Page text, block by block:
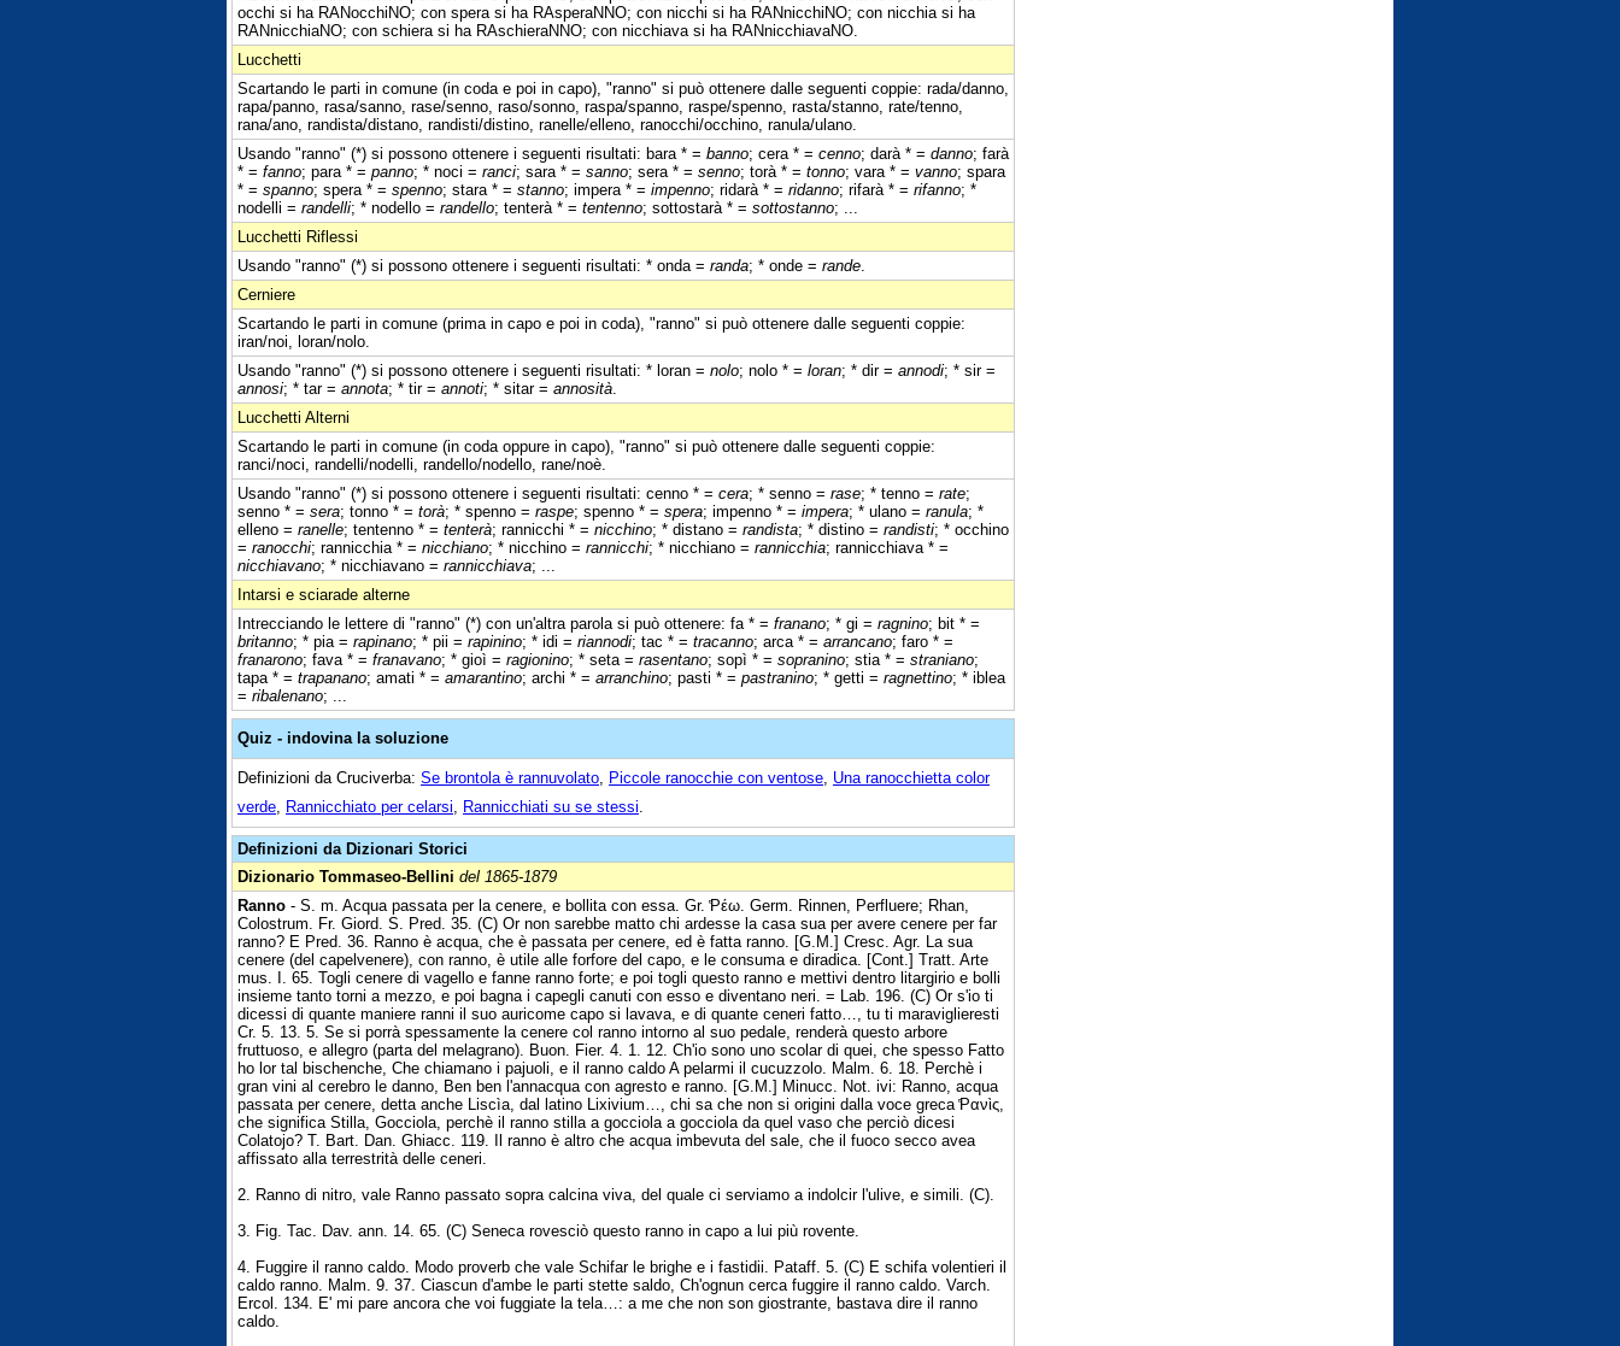
occhi si ha RANocchiNO; con spera si ha RAsperaNNO; con nicchi si ha RANnicchiNO; con nicchia si ha
RANnicchiaNO; con schiera si ha RAschieraNNO; con nicchiava si ha RANnicchiavaNO.
Lucchetti
Scartando le parti in comune (in coda e poi in capo), "ranno" si può ottenere dalle seguenti coppie: rada/danno,
rapa/panno, rasa/sanno, rase/senno, raso/sonno, raspa/spanno, raspe/spenno, rasta/stanno, rate/tenno,
rana/ano, randista/distano, randisti/distino, ranelle/elleno, ranocchi/occhino, ranula/ulano.
Usando "ranno" (*) si possono ottenere i seguenti risultati: bara * = banno; cera * = cenno; darà * = danno; farà
* = fanno; para * = panno; * noci = ranci; sara * = sanno; sera * = senno; torà * = tonno; vara * = vanno; spara
* = spanno; spera * = spenno; stara * = stanno; impera * = impenno; ridarà * = ridanno; rifarà * = rifanno; *
nodelli = randelli; * nodello = randello; tenterà * = tentenno; sottostarà * = sottostanno; ...
Lucchetti Riflessi
Usando "ranno" (*) si possono ottenere i seguenti risultati: * onda = randa; * onde = rande
Cerniere
Scartando le parti in comune (prima in capo e poi in coda), "ranno" si può ottenere dalle seguenti coppie:
iran/noi, loran/nolo.
Usando "ranno" (*) si possono ottenere i seguenti risultati: * loran = nolo; nolo * = loran; * dir = annodi; * sir =
annosi; * tar = annota; * tir = annoti; * sitar = annosità
Lucchetti Alterni
Scartando le parti in comune (in coda oppure in capo), "ranno" si può ottenere dalle seguenti coppie:
ranci/noci, randelli/nodelli, randello/nodello, rane/noè.
Usando "ranno" (*) si possono ottenere i seguenti risultati: cenno * = cera; * senno = rase; * tenno = rate;
senno * = sera; tonno * = torà; * spenno = raspe; spenno * = spera; impenno * = impera; * ulano = ranula; *
elleno = ranelle; tentenno * = tenterà; rannicchi * = nicchino; * distano = randista; * distino = randisti; * occhino
= ranocchi; rannicchia * = nicchiano; * nicchino = rannicchi; * nicchiano = rannicchia; rannicchiava * =
nicchiavano; * nicchiavano = rannicchiava; ...
Intarsi e sciarade alterne
Intrecciando le lettere di "ranno" (*) con un'altra parola si può ottenere: fa * = franano; * gi = ragnino; bit * =
britanno; * pia = rapinano; * pii = rapinino; * idi = riannodi; tac * = tracanno; arca * = arrancano; faro * =
franarono; fava * = franavano; * gioì = ragionino; * seta = rasentano; sopì * = sopranino; stia * = straniano;
tapa * = trapanano; amati * = amarantino; archi * = arranchino; pasti * = pastranino; * getti = ragnettino; * iblea
= ribalenano; ...
Quiz - indovina la soluzione
Definizioni da Cruciverba: Se brontola è rannuvolato Piccole ranocchie con ventose Una ranocchietta color
verde Rannicchiato per celarsi Rannicchiati su se stessi
Definizioni da Dizionari Storici
Dizionario Tommaseo-Bellini del 1865-1879
Ranno - S. m. Acqua passata per la cenere, e bollita con essa. Gr. ̔Ρέω. Germ. Rinnen, Perfluere; Rhan,
Colostrum. Fr. Giord. S. Pred. 35. (C) Or non sarebbe matto chi ardesse la casa sua per avere cenere per far
ranno? E Pred. 36. Ranno è acqua, che è passata per cenere, ed è fatta ranno. [G.M.] Cresc. Agr. La sua
cenere (del capelvenere), con ranno, è utile alle forfore del capo, e le consuma e diradica. [Cont.] Tratt. Arte
mus. I. 65. Togli cenere di vagello e fanne ranno forte; e poi togli questo ranno e mettivi dentro litargirio e bolli
insieme tanto torni a mezzo, e poi bagna i capegli canuti con esso e diventano neri. = Lab. 196. (C) Or s'io ti
dicessi di quante maniere ranni il suo auricome capo si lavava, e di quante ceneri fatto…, tu ti maraviglieresti
Cr. 5. 13. 5. Se si porrà spessamente la cenere col ranno intorno al suo pedale, renderà questo arbore
fruttuoso, e allegro (parta del melagrano). Buon. Fier. 4. 1. 12. Ch'io sono uno scolar di quei, che spesso Fatto
ho lor tal bischenche, Che chiamano i pajuoli, e il ranno caldo A pelarmi il cucuzzolo. Malm. 6. 18. Perchè i
gran vini al cerebro le danno, Ben ben l'annacqua con agresto e ranno. [G.M.] Minucc. Not. ivi: Ranno, acqua
passata per cenere, detta anche Liscìa, dal latino Lixivium…, chi sa che non si origini dalla voce greca ̔Ρανὶς,
che significa Stilla, Gocciola, perchè il ranno stilla a gocciola a gocciola da quel vaso che perciò dicesi
Colatojo? T. Bart. Dan. Ghiacc. 119. Il ranno è altro che acqua imbevuta del sale, che il fuoco secco avea
affissato alla terrestrità delle ceneri.
2. Ranno di nitro, vale Ranno passato sopra calcina viva, del quale ci serviamo a indolcir l'ulive, e simili. (C).
3. Fig. Tac. Dav. ann. 14. 65. (C) Seneca rovesciò questo ranno in capo a lui più rovente.
4. Fuggire il ranno caldo. Modo proverb che vale Schifar le brighe e i fastidii. Pataff. 5. (C) E schifa volentieri il
caldo ranno. Malm. 9. 37. Ciascun d'ambe le parti stette saldo, Ch'ognun cerca fuggire il ranno caldo. Varch.
Ercol. 134. E' mi pare ancora che voi fuggiate la tela…: a me che non son giostrante, bastava dire il ranno
caldo.